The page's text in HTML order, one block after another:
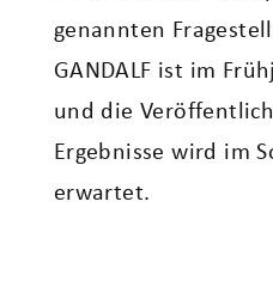
genannten
GANDALF ist im
und die
Ergebnisse wird im
erwartet.